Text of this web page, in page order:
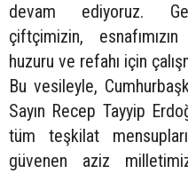
devam ediyoruz.
çiftçimizin,
huzuru ve refahı için
Bu vesileyle,
Sayın Recep Tayyip
tüm teşkilat
güvenen aziz